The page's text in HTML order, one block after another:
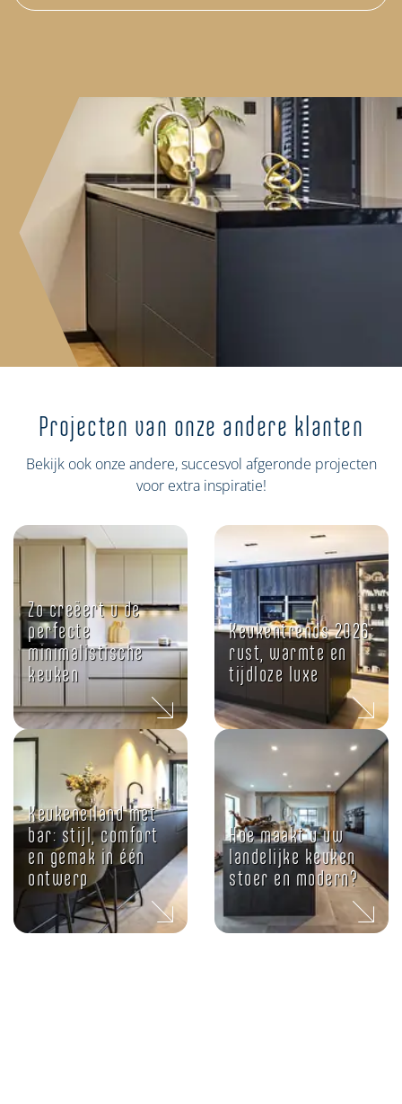
Projecten van onze andere klanten
Bekijk ook onze andere, succesvol afgeronde projecten
voor extra inspiratie!
Zo creëert u de
perfecte
minimalistische
keuken
Keukentrends 2026:
rust, warmte en
tijdloze luxe
Keukeneiland met
bar: stijl, comfort
en gemak in één
ontwerp
Hoe maakt u uw
landelijke keuken
stoer en modern?